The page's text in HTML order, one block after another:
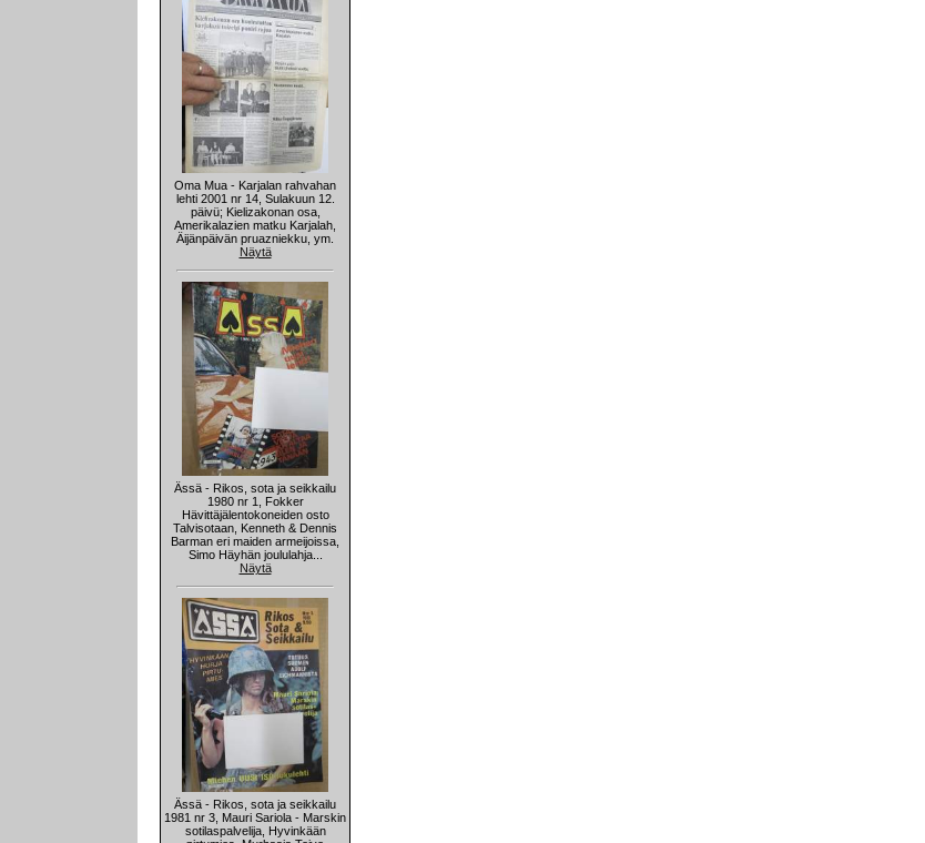
Oma Mua - Karjalan rahvahan
lehti 2001 nr 14, Sulakuun 12.
päivü; Kielizakonan osa,
Amerikalazien matku Karjalah,
Äijänpäivän pruazniekku, ym.
Näytä
Ässä - Rikos, sota ja seikkailu
1980 nr 1, Fokker
Hävittäjälentokoneiden osto
Talvisotaan, Kenneth & Dennis
Barman eri maiden armeijoissa,
Simo Häyhän joululahja...
Näytä
Ässä - Rikos, sota ja seikkailu
1981 nr 3, Mauri Sariola - Marskin
sotilaspalvelija, Hyvinkään